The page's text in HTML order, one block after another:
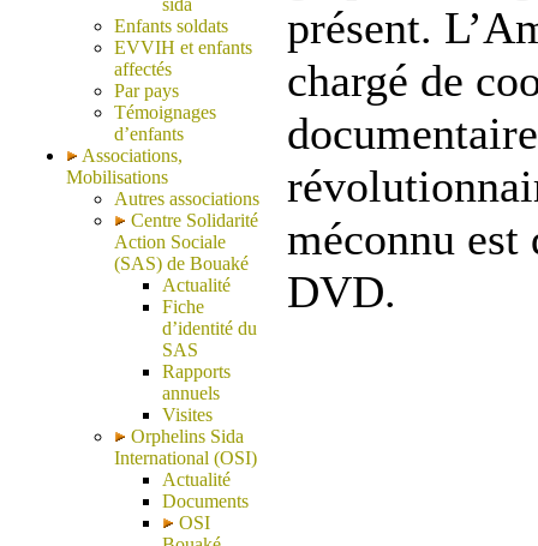
sida
Enfants soldats
EVVIH et enfants
affectés
Par pays
Témoignages
d’enfants
Associations,
Mobilisations
Autres associations
Centre Solidarité
Action Sociale
(SAS) de Bouaké
Actualité
Fiche
d’identité du
SAS
Rapports
annuels
Visites
Orphelins Sida
International (OSI)
Actualité
Documents
OSI
présent.
chargé de
méconnu est
DVD.